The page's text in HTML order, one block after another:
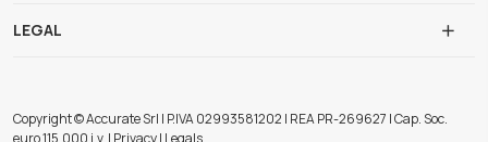
LEGAL
Copyright © Accurate Srl | P.IVA 02993581202 | REA PR-269627 | Cap. Soc.
euro 115.000 i.v. | Privacy | Legals